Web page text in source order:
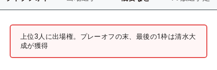
上位3人に出場権。プレーオフの末、最後の1枠は清水大
成が獲得